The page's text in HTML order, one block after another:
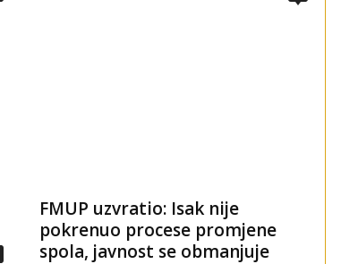
FMUP uzvratio: Isak nije
pokrenuo procese promjene
spola, javnost se obmanjuje